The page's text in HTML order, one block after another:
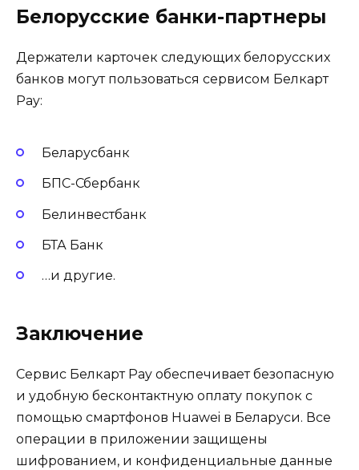
Белорусские банки-партнеры
Держатели карточек следующих белорусских
банков могут пользоваться сервисом Белкарт
Pay:
Беларусбанк
БПС-Сбербанк
Белинвестбанк
БТА Банк
…и другие.
Заключение
Сервис Белкарт Pay обеспечивает безопасную
и удобную бесконтактную оплату покупок с
помощью смартфонов Huawei в Беларуси. Все
операции в приложении защищены
шифрованием, и конфиденциальные данные